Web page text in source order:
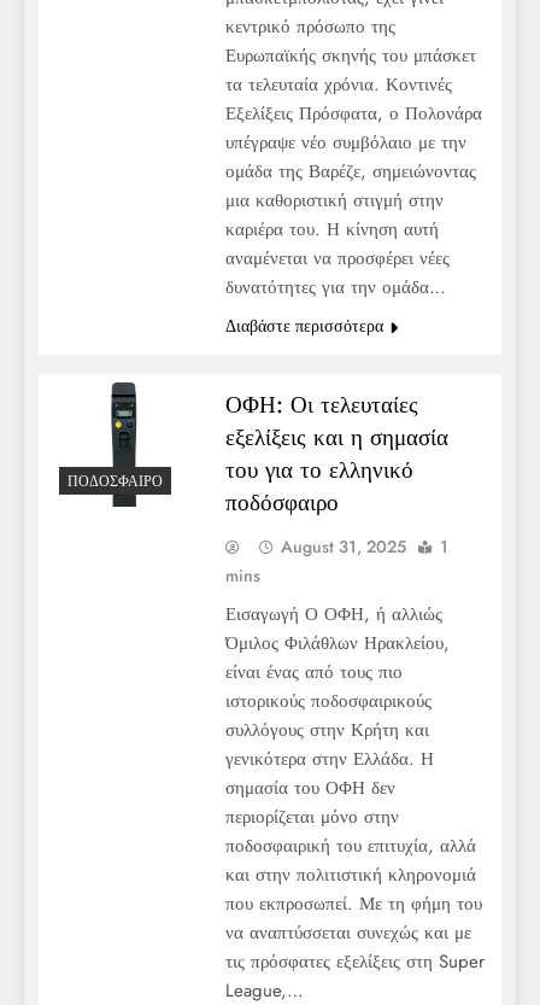
κεντρικό πρόσωπο της
Ευρωπαϊκής σκηνής του μπάσκετ
τα τελευταία χρόνια. Κοντινές
Εξελίξεις Πρόσφατα, ο Πολονάρα
υπέγραψε νέο συμβόλαιο με την
ομάδα της Βαρέζε, σημειώνοντας
μια καθοριστική στιγμή στην
καριέρα του. Η κίνηση αυτή
αναμένεται να προσφέρει νέες
δυνατότητες για την ομάδα…
Διαβάστε περισσότερα
ΠΟΔΌΣΦΑΙΡΟ
ΟΦΗ: Οι τελευταίες
εξελίξεις και η σημασία
του για το ελληνικό
ποδόσφαιρο
August 31, 2025
1
mins
Εισαγωγή Ο ΟΦΗ, ή αλλιώς
Όμιλος Φιλάθλων Ηρακλείου,
είναι ένας από τους πιο
ιστορικούς ποδοσφαιρικούς
συλλόγους στην Κρήτη και
γενικότερα στην Ελλάδα. Η
σημασία του ΟΦΗ δεν
περιορίζεται μόνο στην
ποδοσφαιρική του επιτυχία, αλλά
και στην πολιτιστική κληρονομιά
που εκπροσωπεί. Με τη φήμη του
να αναπτύσσεται συνεχώς και με
τις πρόσφατες εξελίξεις στη Super
League,…